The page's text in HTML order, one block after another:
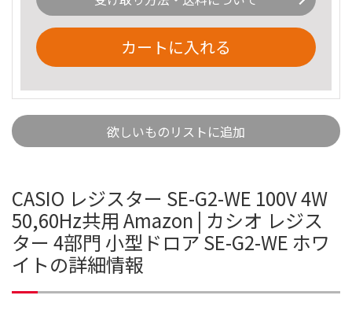
カートに入れる
欲しいものリストに追加
CASIO レジスター SE-G2-WE 100V 4W
50,60Hz共用 Amazon | カシオ レジス
ター 4部門 小型ドロア SE-G2-WE ホワ
イトの詳細情報